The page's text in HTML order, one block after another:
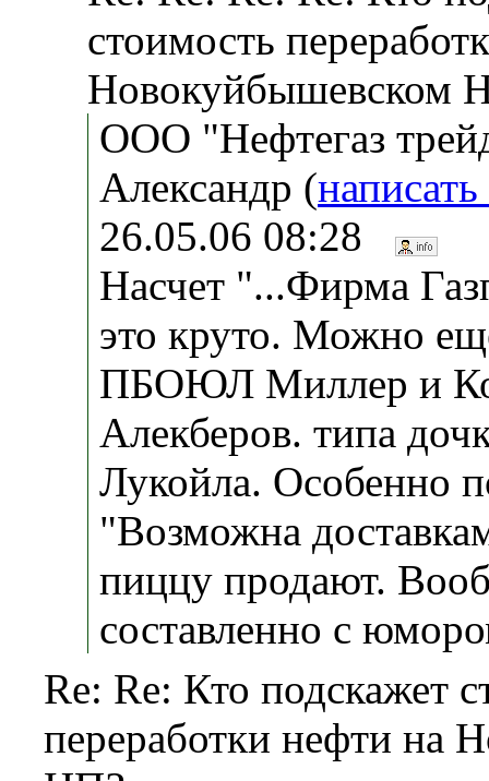
стоимость
Новокуйбышевском
ООО "Нефтегаз
Александр (
26.05.06 08:28
Насчет "...Фирма
это круто. Можно
ПБОЮЛ Миллер и
Алекберов. типа
Лукойла. Особенно
"Возможна
пиццу продают.
составленно с
Re: Re: Кто подскажет
переработки нефти на